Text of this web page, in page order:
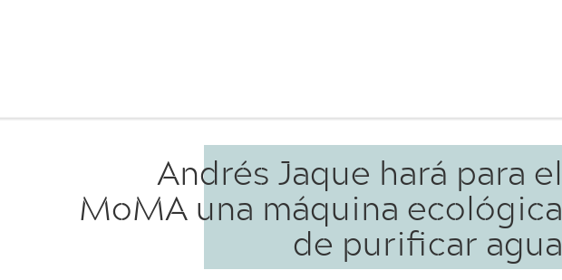
Andrés Jaque hará para el
MoMA una máquina ecológica
de purificar agua